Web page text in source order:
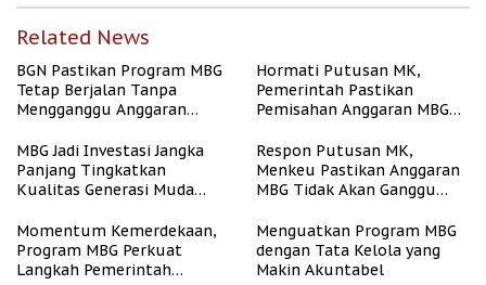
Related News
BGN Pastikan Program MBG
Tetap Berjalan Tanpa
Mengganggu Anggaran
Hormati Putusan MK,
Pemerintah Pastikan
Pemisahan Anggaran MBG
MBG Jadi Investasi Jangka
Panjang Tingkatkan
Kualitas Generasi Muda
Respon Putusan MK,
Menkeu Pastikan Anggaran
MBG Tidak Akan Ganggu
Momentum Kemerdekaan,
Program MBG Perkuat
Langkah Pemerintah
Menguatkan Program MBG
dengan Tata Kelola yang
Makin Akuntabel